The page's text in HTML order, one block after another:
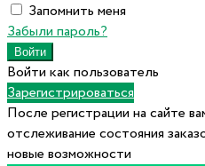
Запомнить меня
Забыли пароль?
Войти как пользователь
Зарегистрироваться
После регистрации на сайте
отслеживание состояния
новые возможности